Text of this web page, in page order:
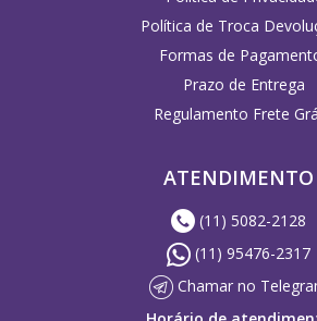
Política de Troca
Formas de
Prazo de Entrega
Regulamento Frete
ATENDIMENTO
(11) 5082-2128
(11) 95476-2317
Chamar no